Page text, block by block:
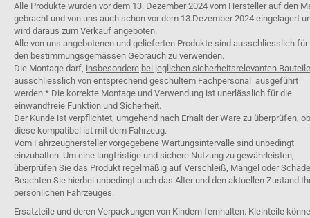
Alle Produkte wurden vor dem 13. Dezember 2024 vom Hersteller auf den
gebracht und von uns auch schon vor dem 13.Dezember 2024 eingelagert
wird daraus zum Verkauf angeboten.
Alle von uns angebotenen und gelieferten Produkte sind ausschliesslich für
den bestimmungsgemässen Gebrauch zu verwenden.
Die Montage darf, insbesondere bei jeglichen sicherheitsrelevanten
ausschliesslich von entsprechend geschultem Fachpersonal ausgeführt
werden.* Die korrekte Montage und Verwendung ist unerlässlich für die
einwandfreie Funktion und Sicherheit.
Der Kunde ist verpflichtet, umgehend nach Erhalt der Ware zu überprüfen, ob
diese kompatibel ist mit dem Fahrzeug.
Vom Fahrzeughersteller vorgegebene Wartungsintervalle sind unbedingt
einzuhalten. Um eine langfristige und sichere Nutzung zu gewährleisten,
überprüfen Sie das Produkt regelmäßig auf Verschleiß, Mängel oder
Beachten Sie hierbei unbedingt auch das Alter und den aktuellen Zustand
persönlichen Fahrzeuges.
Ersatzteile und deren Verpackungen von Kindern fernhalten. Kleinteile